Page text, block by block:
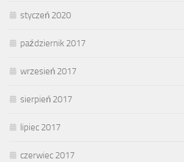
styczeń 2020
październik 2017
wrzesień 2017
sierpień 2017
lipiec 2017
czerwiec 2017